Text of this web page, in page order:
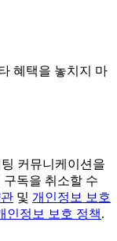
혜택을 놓치지 마
커뮤니케이션을
독을 취소할 수
및 개인정보 보호
인정보 보호 정책.